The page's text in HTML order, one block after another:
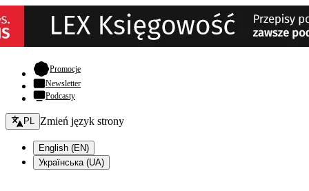
Promocje- otwiera się w nowej karcie
Newsletter
Podcasty
Zmień język - bieżący:
PL Zmień język strony
English (EN)
Українська (UA)